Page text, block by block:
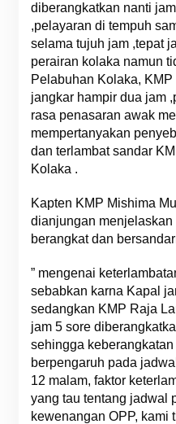
diberangkatkan nanti
,pelayaran di tempuh
selama tujuh jam ,tepat
perairan kolaka namun
Pelabuhan Kolaka,
jangkar hampir dua jam
rasa penasaran awak
mempertanyakan
dan terlambat sandar
Kolaka .
Kapten KMP Mishima
dianjungan
berangkat dan
” mengenai
sebabkan karna Kapal
sedangkan KMP Raja
jam 5 sore
sehingga
berpengaruh pada
12 malam, faktor
yang tau tentang jadwal
kewenangan OPP, kami